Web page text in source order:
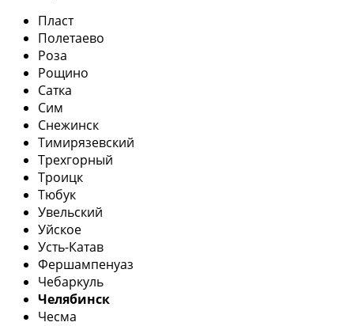
Пласт
Полетаево
Роза
Рощино
Сатка
Сим
Снежинск
Тимирязевский
Трехгорный
Троицк
Тюбук
Увельский
Уйское
Усть-Катав
Фершампенуаз
Чебаркуль
Челябинск
Чесма